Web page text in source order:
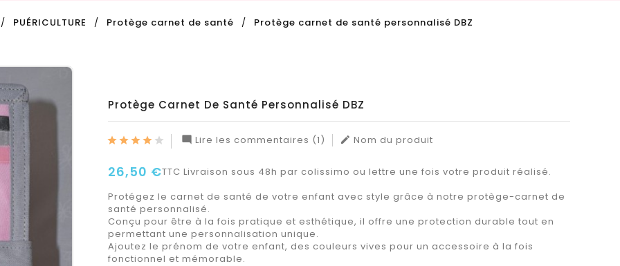
PUÉRICULTURE Protège carnet de santé Protège carnet de santé personnalisé DBZ
Protège Carnet De Santé Personnalisé DBZ
 Lire les commentaires (1)  Nom du produit
26,50 €TTC Livraison sous 48h par colissimo ou lettre une fois votre produit réalisé.
Protégez le carnet de santé de votre enfant avec style grâce à notre protège-carnet de
santé personnalisé.
Conçu pour être à la fois pratique et esthétique, il offre une protection durable tout en
permettant une personnalisation unique.
Ajoutez le prénom de votre enfant, des couleurs vives pour un accessoire à la fois
fonctionnel et mémorable.